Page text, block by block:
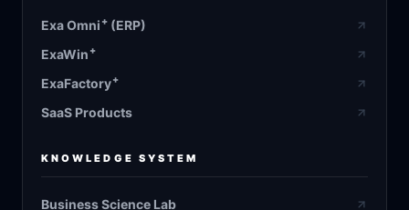
Exa Omni +(ERP)
ExaWin +
ExaFactory+
SaaS Products
KNOWLEDGE SYSTEM
Business Science Lab